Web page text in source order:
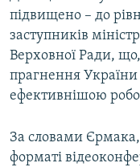
підвищено – до
заступників
Верховної Ради,
прагнення України
ефективнішою
За словами Єрмака,
форматі